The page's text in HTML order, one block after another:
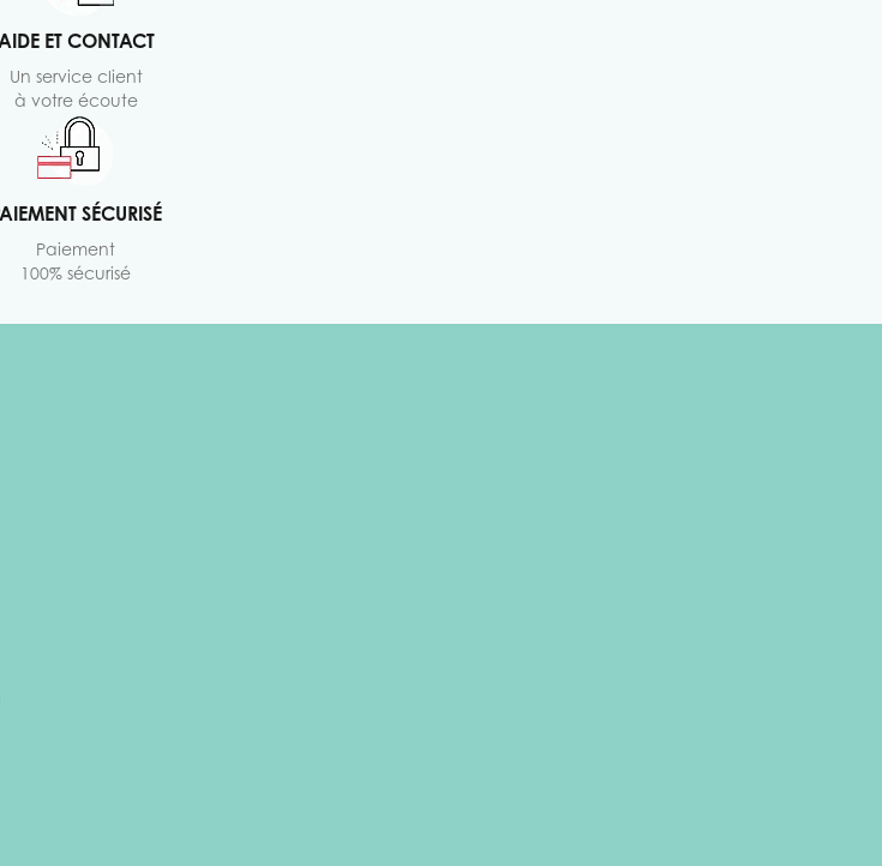
AIDE ET CONTACT
Un service client
à votre écoute
SÉCURISÉ
Paiement
100% sécurisé